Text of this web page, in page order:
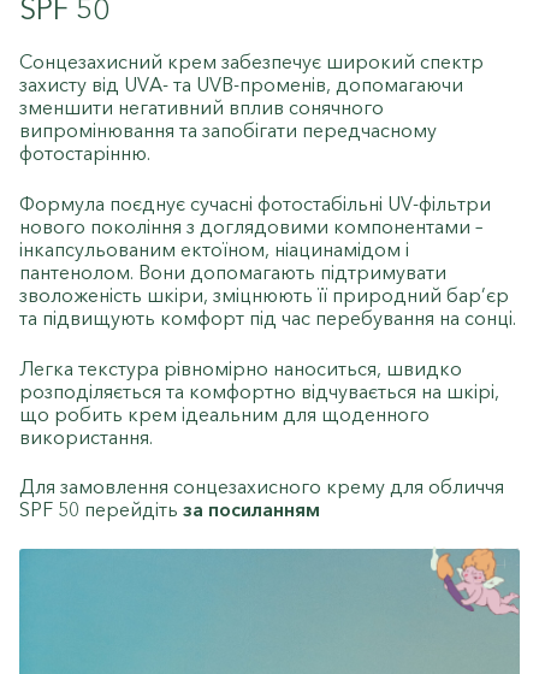
SPF 50
Сонцезахисний крем забезпечує широкий спектр
захисту від UVA- та UVB-променів, допомагаючи
зменшити негативний вплив сонячного
випромінювання та запобігати передчасному
фотостарінню.
Формула поєднує сучасні фотостабільні UV-фільтри
нового покоління з доглядовими компонентами –
інкапсульованим ектоїном, ніацинамідом і
пантенолом. Вони допомагають підтримувати
зволоженість шкіри, зміцнюють її природний бар’єр
та підвищують комфорт під час перебування на сонці.
Легка текстура рівномірно наноситься, швидко
розподіляється та комфортно відчувається на шкірі,
що робить крем ідеальним для щоденного
використання.
Для замовлення сонцезахисного крему для обличчя
SPF 50 перейдіть за посиланням